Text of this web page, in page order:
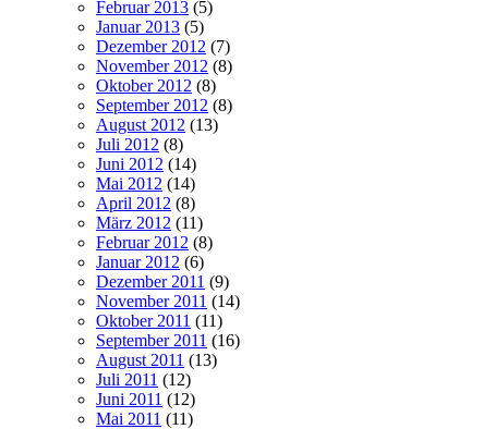
Februar 2013 (5)
Januar 2013 (5)
Dezember 2012 (7)
November 2012 (8)
Oktober 2012 (8)
September 2012 (8)
August 2012 (13)
Juli 2012 (8)
Juni 2012 (14)
Mai 2012 (14)
April 2012 (8)
März 2012 (11)
Februar 2012 (8)
Januar 2012 (6)
Dezember 2011 (9)
November 2011 (14)
Oktober 2011 (11)
September 2011 (16)
August 2011 (13)
Juli 2011 (12)
Juni 2011 (12)
Mai 2011 (11)